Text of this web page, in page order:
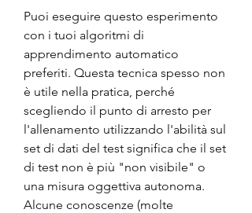
Puoi eseguire questo esperimento
con i tuoi algoritmi di
apprendimento automatico
preferiti. Questa tecnica spesso non
è utile nella pratica, perché
scegliendo il punto di arresto per
l'allenamento utilizzando l'abilità sul
set di dati del test significa che il set
di test non è più "non visibile" o
una misura oggettiva autonoma.
Alcune conoscenze (molte